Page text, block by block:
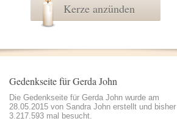
Kerze anzünden
Gedenkseite für Gerda John
Die Gedenkseite für Gerda John wurde am
28.05.2015 von Sandra John erstellt und bisher
3.217.593 mal besucht.